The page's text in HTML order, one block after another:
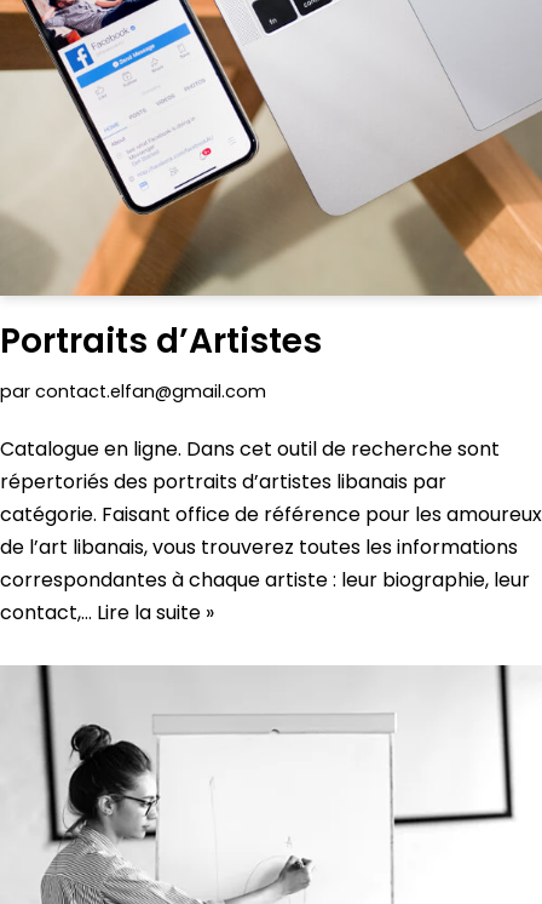
Portraits d’Artistes
par contact.elfan@gmail.com
Catalogue en ligne. Dans cet outil de recherche sont
répertoriés des portraits d’artistes libanais par
catégorie. Faisant office de référence pour les amoureux
de l’art libanais, vous trouverez toutes les informations
correspondantes à chaque artiste : leur biographie, leur
contact,… Lire la suite »